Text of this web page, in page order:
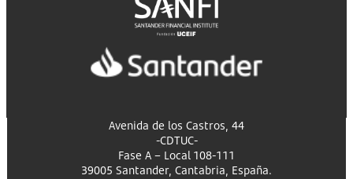
Avenida de los Castros, 44
-CDTUC-
Fase A – Local 108-111
39005 Santander, Cantabria, España.